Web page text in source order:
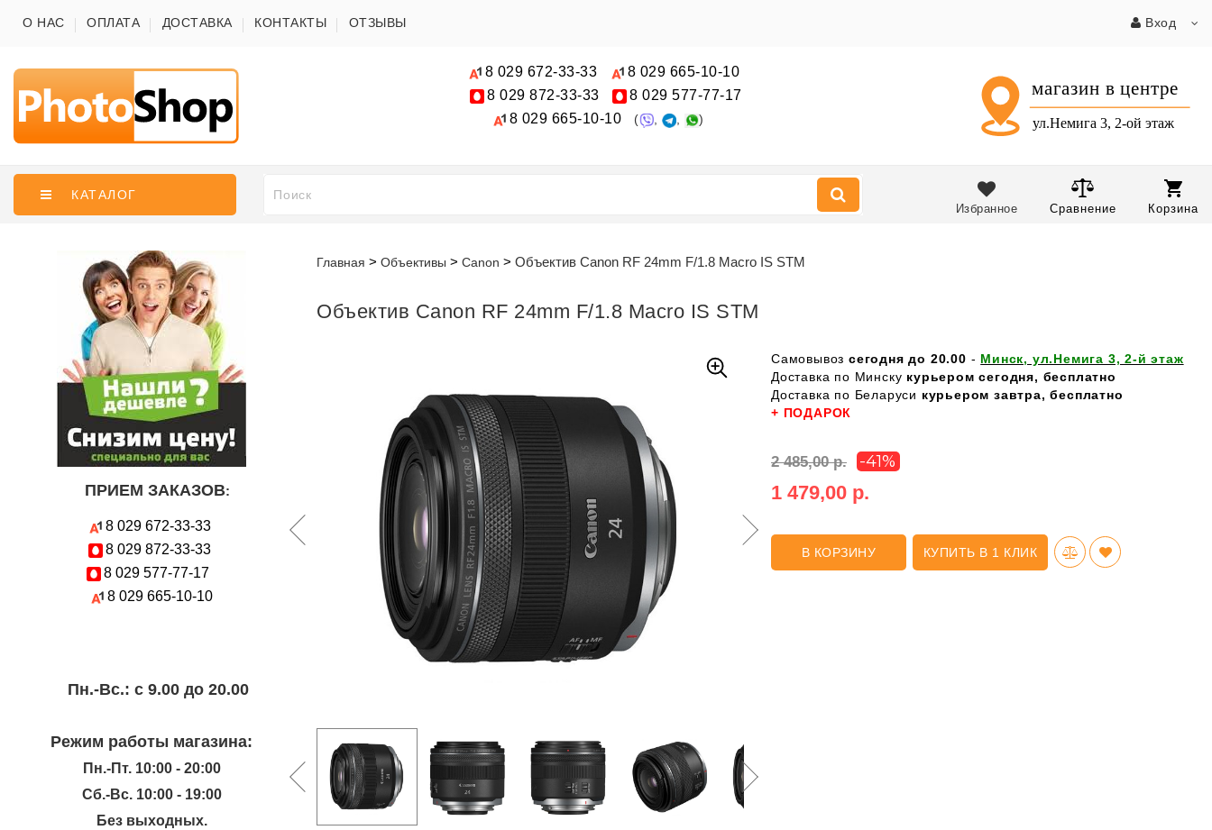
О НАС ОПЛАТА ДОСТАВКА КОНТАКТЫ ОТЗЫВЫ Вход
8 029 672-33-33 8 029 665-10-10
8 029 872-33-33 8 029 577-77-17
8 029 665-10-10 ( , , )
КАТАЛОГ
Корзина
Сравнение
Избранное
Главная Объективы Canon Объектив Canon RF 24mm F/1.8 Macro IS STM
Объектив Canon RF 24mm F/1.8 Macro IS STM
Самовывоз сегодня до 20.00 - Минск, ул.Немига 3, 2-й этаж
Доставка по Минску курьером сегодня, бесплатно
Доставка по Беларуси курьером завтра, бесплатно
+ ПОДАРОК
2 485,00 р. -41%
1 479,00 р.
В КОРЗИНУ КУПИТЬ В 1 КЛИК
ПРИЕМ ЗАКАЗОВ:
8 029 672-33-33
8 029 872-33-33
8 029 577-77-17
8 029 665-10-10
Пн.-Вc.: с 9.00 до 20.00
Режим работы магазина:
Пн.-Пт. 10:00 - 20:00
Сб.-Вс. 10:00 - 19:00
Без выходных.